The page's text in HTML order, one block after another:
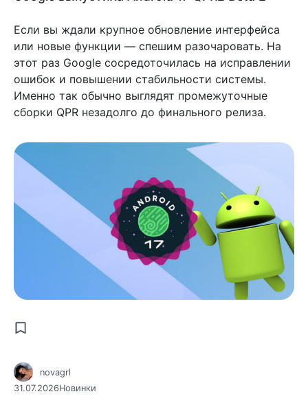
Если вы ждали крупное обновление интерфейса
или новые функции — спешим разочаровать. На
этот раз Google сосредоточилась на исправлении
ошибок и повышении стабильности системы.
Именно так обычно выглядят промежуточные
сборки QPR незадолго до финального релиза.
novagrl
31.07.2026Новинки